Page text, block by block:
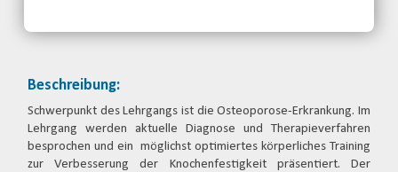
jetzt anmelden
Beschreibung:
Schwerpunkt des Lehrgangs ist die Osteoporose-Erkrankung. Im
Lehrgang werden aktuelle Diagnose und Therapieverfahren
besprochen und ein möglichst optimiertes körperliches Training
zur Verbesserung der Knochenfestigkeit präsentiert. Der